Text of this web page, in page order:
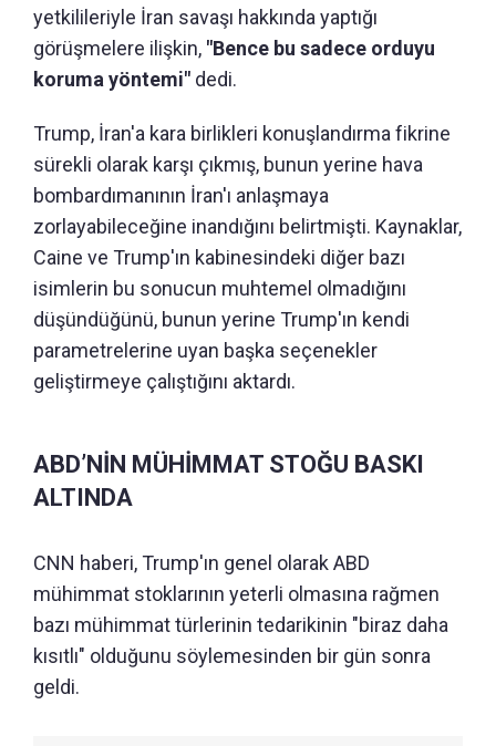
yetkilileriyle İran savaşı hakkında yaptığı
görüşmelere ilişkin, "Bence bu sadece orduyu
koruma yöntemi" dedi.
Trump, İran'a kara birlikleri konuşlandırma fikrine
sürekli olarak karşı çıkmış, bunun yerine hava
bombardımanının İran'ı anlaşmaya
zorlayabileceğine inandığını belirtmişti. Kaynaklar,
Caine ve Trump'ın kabinesindeki diğer bazı
isimlerin bu sonucun muhtemel olmadığını
düşündüğünü, bunun yerine Trump'ın kendi
parametrelerine uyan başka seçenekler
geliştirmeye çalıştığını aktardı.
ABD’NİN MÜHİMMAT STOĞU BASKI
ALTINDA
CNN haberi, Trump'ın genel olarak ABD
mühimmat stoklarının yeterli olmasına rağmen
bazı mühimmat türlerinin tedarikinin "biraz daha
kısıtlı" olduğunu söylemesinden bir gün sonra
geldi.